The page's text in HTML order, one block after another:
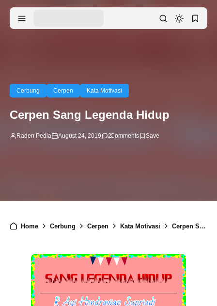
Cerbung Cerpen Kata Motivasi
Cerpen Sang Legenda Hidup
Raden Pedia August 24, 2019 2Comments
Home Cerbung Cerpen Kata Motivasi Cerpen Sang Legenda Hidup